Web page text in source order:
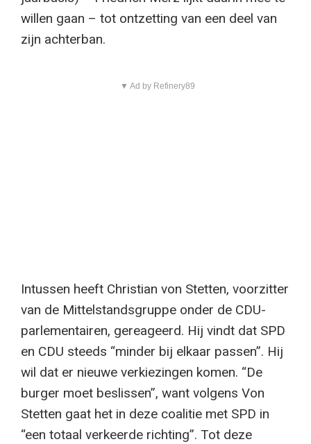
willen gaan – tot ontzetting van een deel van
zijn achterban.
▼ Ad by Refinery89
Intussen heeft Christian von Stetten, voorzitter
van de Mittelstandsgruppe onder de CDU-
parlementairen, gereageerd. Hij vindt dat SPD
en CDU steeds “minder bij elkaar passen”. Hij
wil dat er nieuwe verkiezingen komen. “De
burger moet beslissen”, want volgens Von
Stetten gaat het in deze coalitie met SPD in
“een totaal verkeerde richting”. Tot deze